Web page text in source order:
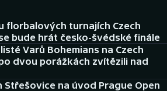
florbalových turnajích Czech
bude hrát česko-švédské finále
Varů Bohemians na Czech
dvou porážkách zvítězili nad
Střešovice na úvod Prague Open